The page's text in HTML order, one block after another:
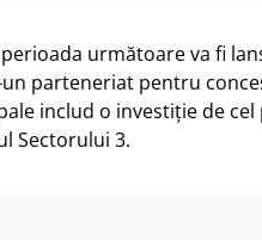
următoare va fi
parteneriat pentru
includ o investiție de
Sectorului 3.